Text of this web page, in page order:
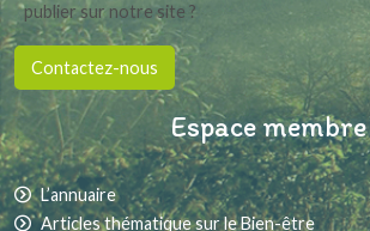
publier sur notre site ?
Contactez-nous
Espace membre
L’annuaire
Articles thématique sur le Bien-être